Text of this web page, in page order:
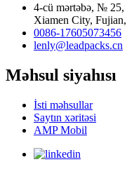
4-cü mərtəbə, № 25,
Xiamen City,
0086-17605073456
lenly@leadpacks.cn
Məhsul siyahısı
İsti məhsullar
Saytın xəritəsi
AMP Mobil